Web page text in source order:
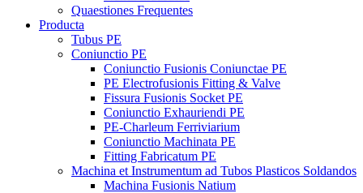
Quaestiones Frequentes
Producta
Tubus PE
Coniunctio PE
Coniunctio Fusionis Coniunctae PE
PE Electrofusionis Fitting & Valve
Fissura Fusionis Socket PE
Coniunctio Exhauriendi PE
PE-Charleum Ferriviarium
Coniunctio Machinata PE
Fitting Fabricatum PE
Machina et Instrumentum ad Tubos Plasticos Soldandos
Machina Fusionis Natium